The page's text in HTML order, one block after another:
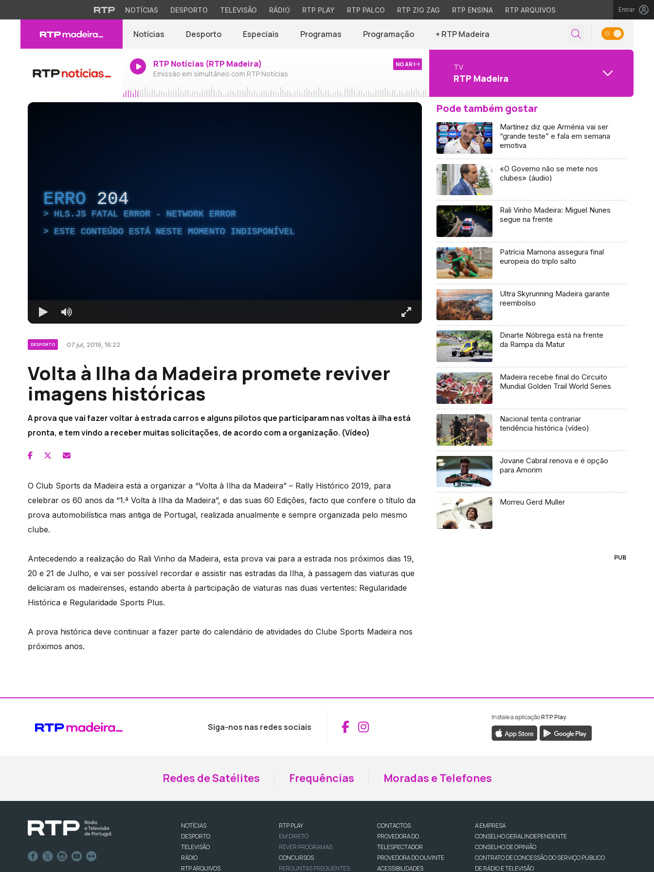
NOTÍCIAS DESPORTO TELEVISÃO RÁDIO RTP PLAY RTP PALCO RTP ZIG ZAG RTP ENSINA RTP ARQUIVOS Entrar
Notícias Desporto Especiais Programas Programação + RTP Madeira
RTP Notícias (RTP Madeira)
Emissão em simultâneo com RTP Notícias
NO AR TV
RTP Madeira
ERRO 204
HLS.JS FATAL ERROR - NETWORK ERROR
ESTE CONTEÚDO ESTÁ NESTE MOMENTO INDISPONÍVEL
DESPORTO 07 jul, 2019, 16:22
Volta à Ilha da Madeira promete reviver
imagens históricas
A prova que vai fazer voltar à estrada carros e alguns pilotos que participaram nas voltas à ilha está
pronta, e tem vindo a receber muitas solicitações, de acordo com a organização. (Vídeo)
O Club Sports da Madeira está a organizar a “Volta à Ilha da Madeira” – Rally Histórico 2019, para
celebrar os 60 anos da “1.ª Volta à Ilha da Madeira”, e das suas 60 Edições, facto que confere o título da
prova automobilística mais antiga de Portugal, realizada anualmente e sempre organizada pelo mesmo
clube.
Antecedendo a realização do Rali Vinho da Madeira, esta prova vai para a estrada nos próximos dias 19,
20 e 21 de Julho, e vai ser possível recordar e assistir nas estradas da Ilha, à passagem das viaturas que
deliciaram os madeirenses, estando aberta à participação de viaturas nas duas vertentes: Regularidade
Histórica e Regularidade Sports Plus.
A prova histórica deve continuar a fazer parte do calendário de atividades do Clube Sports Madeira nos
próximos anos.
Pode também gostar
Martínez diz que Arménia vai ser
“grande teste” e fala em semana
emotiva
«O Governo não se mete nos
clubes» (áudio)
Rali Vinho Madeira: Miguel Nunes
segue na frente
Patrícia Mamona assegura final
europeia do triplo salto
Ultra Skyrunning Madeira garante
reembolso
Dinarte Nóbrega está na frente
da Rampa da Matur
Madeira recebe final do Circuito
Mundial Golden Trail World Series
Nacional tenta contrariar
tendência histórica (vídeo)
Jovane Cabral renova e é opção
para Amorim
Morreu Gerd Muller
PUB
Siga-nos nas redes sociais Aceder ao Facebook da RTP Madeira
Aceder ao Instagram da RTP Madeira
Instale a aplicaçãoRTP Play
Redes de Satélites Frequências Moradas e Telefones
NOTÍCIAS
DESPORTO
TELEVISÃO
RÁDIO
RTP ARQUIVOS
RTP PLAY
EM DIRETO
REVER PROGRAMAS
CONCURSOS
PERGUNTAS FREQUENTES
CONTACTOS
PROVEDORA DO
TELESPECTADOR
PROVEDORA DO OUVINTE
ACESSIBILIDADES
A EMPRESA
CONSELHO GERAL INDEPENDENTE
CONSELHO DE OPINIÃO
CONTRATO DE CONCESSÃO DO SERVIÇO PÚBLICO
DE RÁDIO E TELEVISÃO